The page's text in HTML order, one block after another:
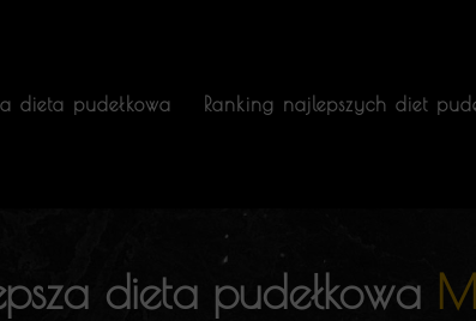
dieta pudełkowa Ranking najlepszych diet
dieta pudełkowa